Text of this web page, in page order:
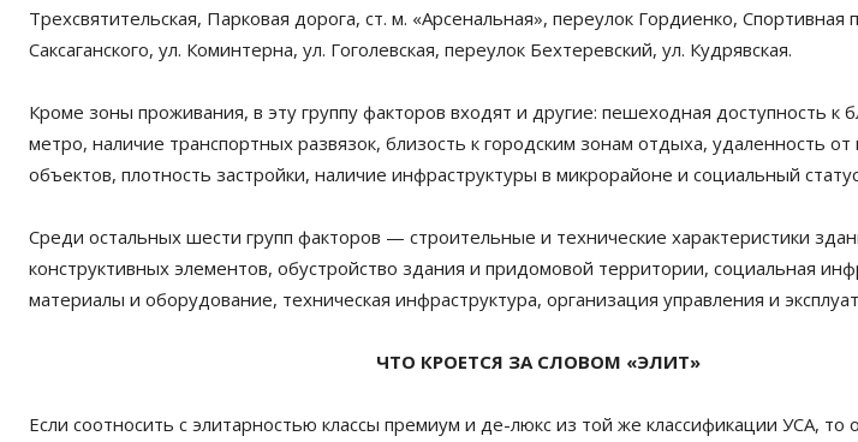
Трехсвятительская, Парковая дорога, ст. м. «Арсенальная», переулок Гордиенко, Спортивная
Саксаганского, ул. Коминтерна, ул. Гоголевская, переулок Бехтеревский, ул. Кудрявская.
Кроме зоны проживания, в эту группу факторов входят и другие: пешеходная доступность к
метро, наличие транспортных развязок, близость к городским зонам отдыха, удаленность
объектов, плотность застройки, наличие инфраструктуры в микрорайоне и социальный
Среди остальных шести групп факторов — строительные и технические характеристики
конструктивных элементов, обустройство здания и придомовой территории, социальная
материалы и оборудование, техническая инфраструктура, организация управления и
ЧТО КРОЕТСЯ ЗА СЛОВОМ «ЭЛИТ»
Если соотносить с элитарностью классы премиум и де-люкс из той же классификации УСА, то